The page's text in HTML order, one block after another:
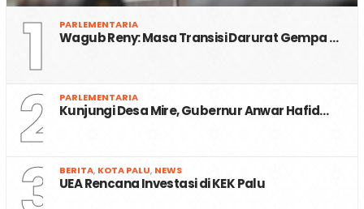
1 PARLEMENTARIA
Wagub Reny: Masa Transisi Darurat Gempa …
2 PARLEMENTARIA
Kunjungi Desa Mire, Gubernur Anwar Hafid…
BERITA, KOTA PALU, NEWS
UEA Rencana Investasi di KEK Palu